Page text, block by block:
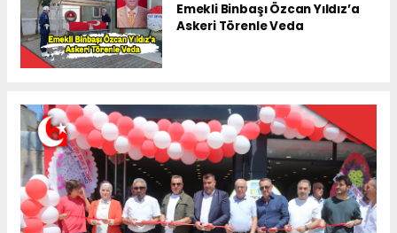
Emekli Binbaşı Özcan Yıldız’a
Askeri Törenle Veda